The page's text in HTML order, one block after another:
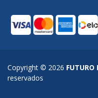
Copyright © 2026 FUTURO
reservados